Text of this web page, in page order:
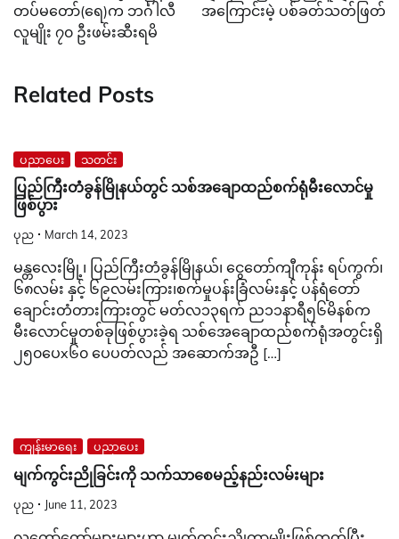
တပ်မတော်(ရေ)က ဘင်္ဂါလီ
လူမျိုး ၇၀ ဦးဖမ်းဆီးရမိ
အကြောင်းမဲ့ ပစ်ခတ်သတ်ဖြတ်
Related Posts
ပညာပေး သတင်း
ပြည်ကြီးတံခွန်မြိုနယ်တွင် သစ်အချောထည်စက်ရုံမီးလောင်မှု
ဖြစ်ပွား
ပုည March 14, 2023
မန္တလေးမြို့၊ ပြည်ကြီးတံခွန်မြိုနယ်၊ ငွေတော်ကျီကုန်း ရပ်ကွက်၊
၆၈လမ်း နှင့် ၆၉လမ်းကြား၊စက်မှုပန်းခြံလမ်းနှင့် ပန်ရံတော်
ချောင်းတံတားကြားတွင် မတ်လ၁၃ရက် ည၁၁နာရီ၅၆မိနစ်က
မီးလောင်မှုတစ်ခုဖြစ်ပွားခဲ့ရ သစ်အေချောထည်စက်ရုံအတွင်းရှိ
၂၅၀ပေx၆၀ ပေပတ်လည် အဆောက်အဦ […]
ကျန်းမာရေး ပညာပေး
မျက်ကွင်းညိုခြင်းကို သက်သာစေမည့်နည်းလမ်းများ
ပုည June 11, 2023